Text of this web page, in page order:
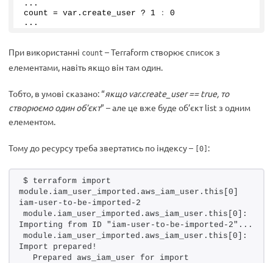
...
count = var. create_user ? 1 :
0
...
При використанні count – Terraform створює список з
елементами, навіть якщо він там один.
Тобто, в умові сказано: “якщо var.create_user == true, то
створюємо один об’єкт” – але це вже буде об’єкт list з одним
елементом.
Тому до ресурсу треба звертатись по індексу – [0] :
$ terraform import
module.iam_user_imported.aws_iam_user.this[0]
iam-user-to-be-imported-2
module.iam_user_imported.aws_iam_user.this[0]:
Importing from ID "iam-user-to-be-imported-2"...
module.iam_user_imported.aws_iam_user.this[0]:
Import prepared!
  Prepared aws_iam_user for import